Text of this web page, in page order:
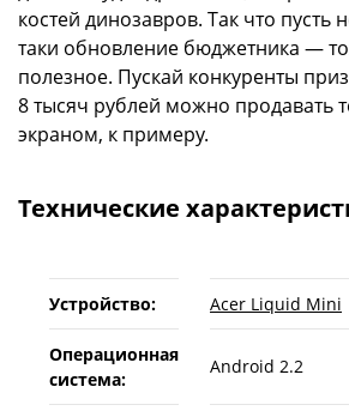
костей динозавров. Так что пусть
таки обновление бюджетника —
полезное. Пускай конкуренты
8 тысяч рублей можно продавать
экраном, к примеру.
Технические
Устройство: Acer Liquid Mini
Операционная
система:
Android 2.2